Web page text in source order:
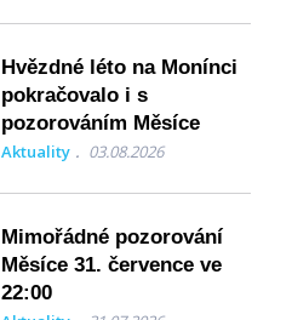
Hvězdné léto na Monínci
pokračovalo i s
pozorováním Měsíce
Aktuality 03.08.2026
Mimořádné pozorování
Měsíce 31. července ve
22:00